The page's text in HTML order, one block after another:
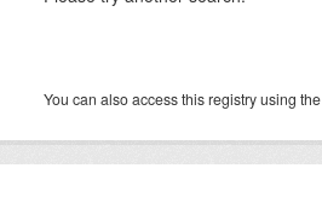
You can also access this registry using the